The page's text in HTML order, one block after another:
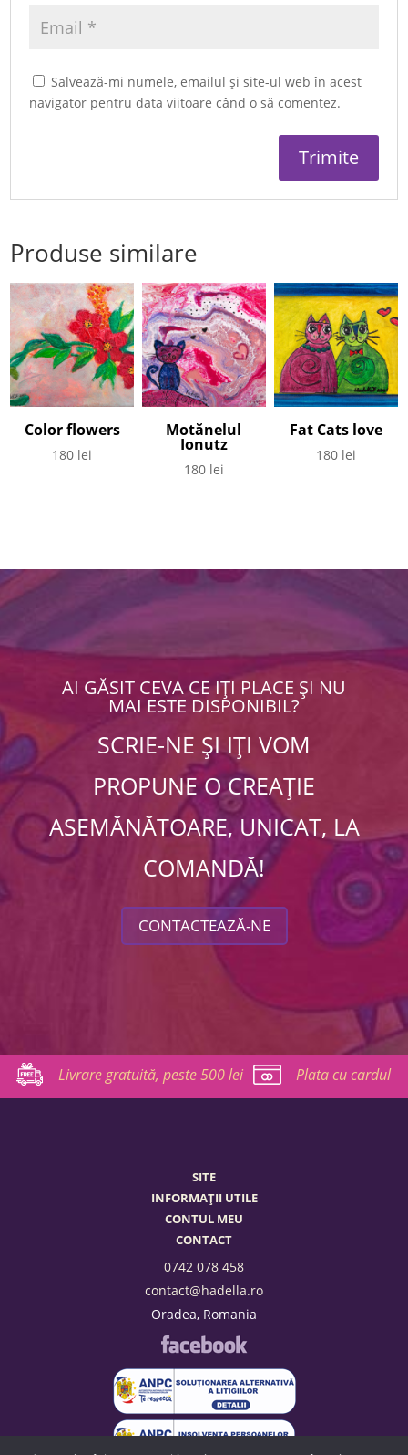
Salvează-mi numele, emailul și site-ul web în acest
navigator pentru data viitoare când o să comentez.
Produse similare
Color flowers
180 lei
Motănelul
Ionutz
180 lei
Fat Cats love
180 lei
AI GĂSIT CEVA CE IȚI PLACE ȘI NU
MAI ESTE DISPONIBIL?
SCRIE-NE ȘI IȚI VOM
PROPUNE O CREAȚIE
ASEMĂNĂTOARE, UNICAT, LA
COMANDĂ!
CONTACTEAZĂ-NE
Livrare gratuită, peste 500 lei Plata cu cardul
SITE
INFORMAȚII UTILE
CONTUL MEU
CONTACT
0742 078 458
contact@hadella.ro
Oradea, Romania